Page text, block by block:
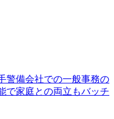
警備会社での一般事務の
で家庭との両立もバッチ